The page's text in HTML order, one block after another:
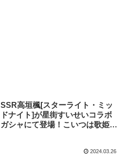
SSR高垣楓[スターライト・ミッ
ドナイト]が星街すいせいコラボ
ガシャにて登場！こいつは歌姫や
2024.03.26